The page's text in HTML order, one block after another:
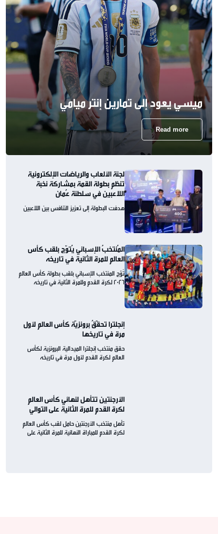
ميسي يعود إلى تمارين إنتر ميامي
Read more
لجنة الألعاب والرياضات الإلكترونية
تنظم بطولة القمة بمشاركة نخبة
اللاعبين في سلطنة عُمان
هدفت البطولة إلى تعزيز التنافس بين اللاعبين
المُنتخبُ الإسباني يُتوّج بلقب كأس
العالم للمرة الثانية في تاريخه
تُوّج المنتخب الإسباني بلقب بطولة كأس العالم
2026 لكرة القدم وللمرة الثانية في تاريخه
إنجلترا تحقّقُ برونزيّة كأس العالم لأول
مرة في تاريخها
حقق منتخب إنجلترا الميدالية البرونزية لكأس
العالم لكرة القدم لأول مرة في تاريخه
الأرجنتين تتأهل لنهائي كأس العالم
لكرة القدم للمرة الثانية على التوالي
تأهل منتخب الأرجنتين حامل لقب كأس العالم
لكرة القدم للمباراة النهائية للمرة الثانية على